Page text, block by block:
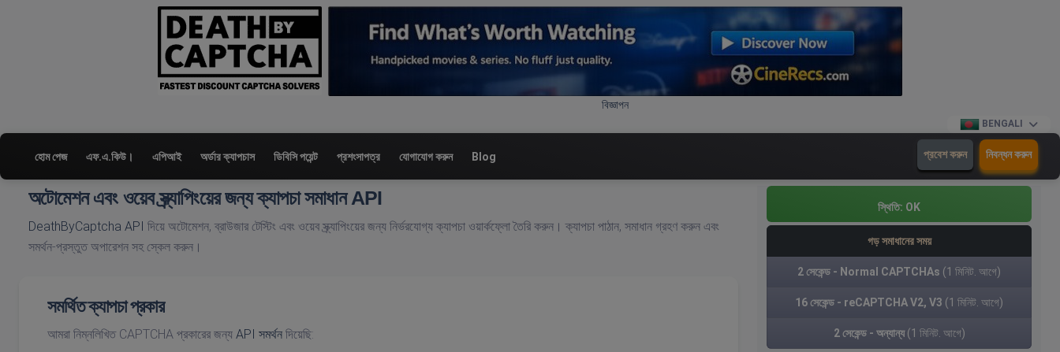
বিজ্ঞাপন
BENGALI
হোম পেজ এফ.এ.কিউ। এপিআই অর্ডার ক্যাপচাস ডিবিসি পয়েন্ট প্রশংসাপত্র যোগাযোগ করুন Blog প্রবেশ করুন নিবন্ধন করুন
অটোমেশন এবং ওয়েব স্ক্র্যাপিংয়ের জন্য ক্যাপচা সমাধান API
DeathByCaptcha API দিয়ে অটোমেশন, ব্রাউজার টেস্টিং এবং ওয়েব স্ক্র্যাপিংয়ের জন্য নির্ভরযোগ্য ক্যাপচা ওয়ার্কফ্লো তৈরি করুন। ক্যাপচা পাঠান, সমাধান গ্রহণ করুন এবং
সমর্থন-প্রস্তুত অপারেশন সহ স্কেল করুন।
সমর্থিত ক্যাপচা প্রকার
আমরা নিম্নলিখিত CAPTCHA প্রকারের জন্য API সমর্থন দিয়েছি:
স্থিতি: OK
গড় সমাধানের সময়
2 সেকেন্ড - Normal CAPTCHAs (1 মিনিট. আগে)
16 সেকেন্ড - reCAPTCHA V2, V3 (1 মিনিট. আগে)
2 সেকেন্ড - অন্যান্য(1 মিনিট. আগে)